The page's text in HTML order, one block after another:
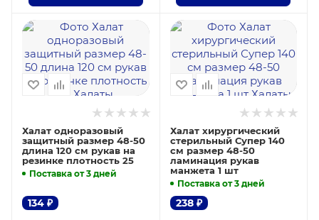
Халат одноразовый
защитный размер 48-50
длина 120 см рукав на
резинке плотность 25
Поставка от 3 дней
134 ₽
Халат хирургический
стерильный Супер 140
см размер 48-50
ламинация рукав
манжета 1 шт
Поставка от 3 дней
238₽